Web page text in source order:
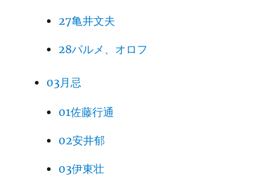
27亀井文夫
28パルメ、オロフ
03月忌
01佐藤行通
02安井郁
03伊東壮